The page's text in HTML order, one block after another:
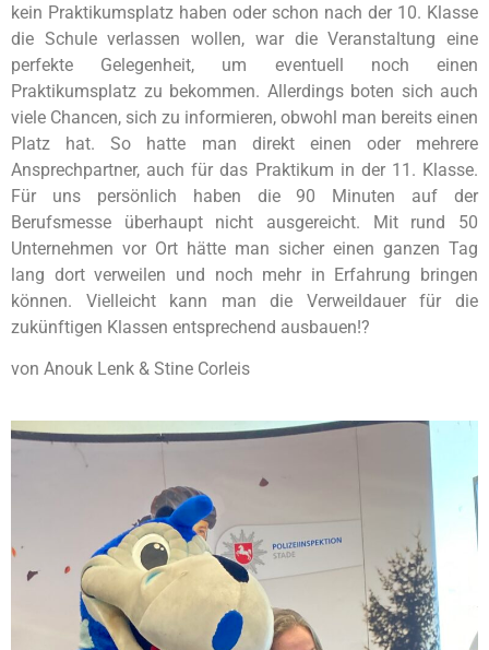
kein Praktikumsplatz haben oder schon nach der 10. Klasse
die Schule verlassen wollen, war die Veranstaltung eine
perfekte Gelegenheit, um eventuell noch einen
Praktikumsplatz zu bekommen. Allerdings boten sich auch
viele Chancen, sich zu informieren, obwohl man bereits einen
Platz hat. So hatte man direkt einen oder mehrere
Ansprechpartner, auch für das Praktikum in der 11. Klasse.
Für uns persönlich haben die 90 Minuten auf der
Berufsmesse überhaupt nicht ausgereicht. Mit rund 50
Unternehmen vor Ort hätte man sicher einen ganzen Tag
lang dort verweilen und noch mehr in Erfahrung bringen
können. Vielleicht kann man die Verweildauer für die
zukünftigen Klassen entsprechend ausbauen!?
von Anouk Lenk & Stine Corleis